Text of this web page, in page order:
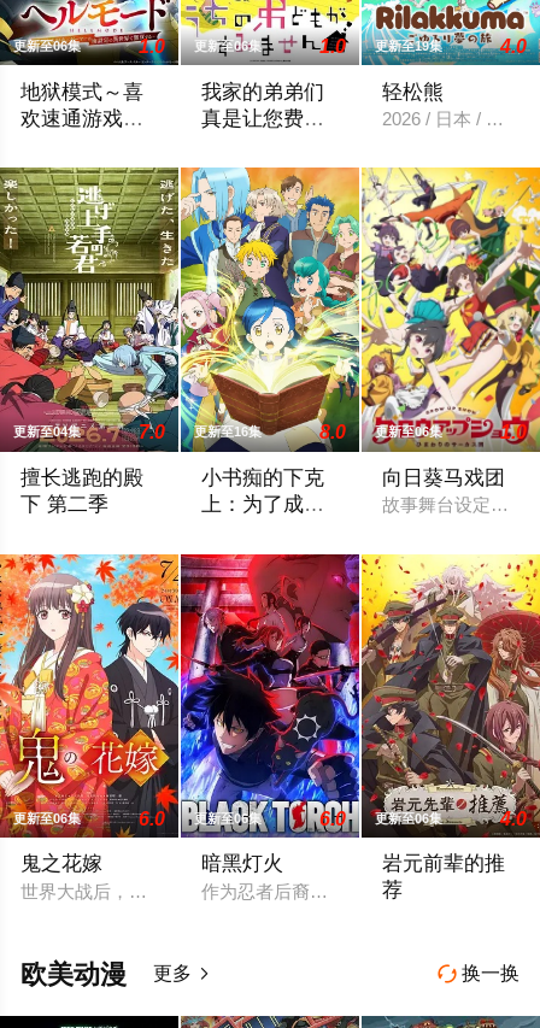
更新至06集 1.0
地狱模式～喜
欢速通游戏的
异世界无双～
第二季
更新至06集 1.0
我家的弟弟们
真是让您费心
更新至19集 4.0
轻松熊
2026 / 日本 / 动画,
更新至04集 7.0
擅长逃跑的殿
下 第二季
更新至16集 8.0
小书痴的下克
上：为了成为
择手段！第四
季
更新至06集 1.0
向日葵马戏团
故事舞台设定在昭
更新至06集 6.0
鬼之花嫁
世界大战后，一群突然现身的妖怪帮助日本复兴，他们由此站在
更新至06集 6.0
暗黑灯火
作为忍者后裔被祖父抚养长大、拥有与动
更新至06集 4.0
岩元前辈的推
荐
 换一换
欧美动漫 更多 